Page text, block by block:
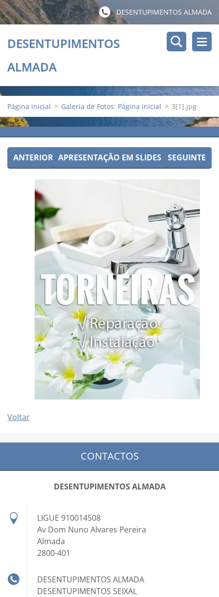
DESENTUPIMENTOS ALMADA
DESENTUPIMENTOS
ALMADA
Página inicial > Galeria de Fotos: Página inicial > 3[1].jpg
ANTERIOR APRESENTAÇÃO EM SLIDES SEGUINTE
Voltar
CONTACTOS
DESENTUPIMENTOS ALMADA
LIGUE 910014508
Av Dom Nuno Alvares Pereira
Almada
2800-401
DESENTUPIMENTOS ALMADA
DESENTUPIMENTOS SEIXAL